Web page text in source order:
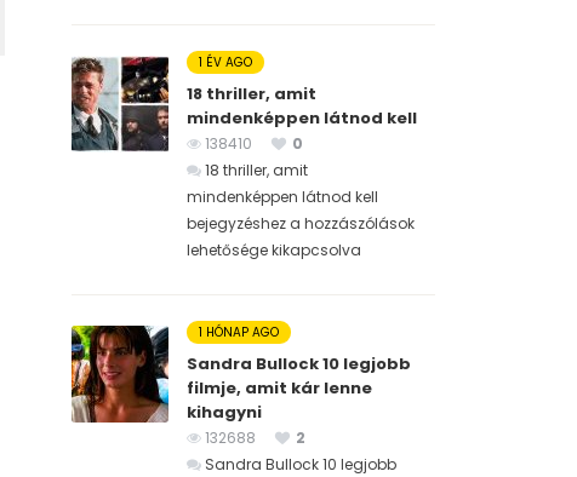
1 ÉV AGO
18 thriller, amit
mindenképpen látnod kell
138410
0
18 thriller, amit
mindenképpen látnod kell
bejegyzéshez a hozzászólások
lehetősége kikapcsolva
1 HÓNAP AGO
Sandra Bullock 10 legjobb
filmje, amit kár lenne
kihagyni
132688
2
Sandra Bullock 10 legjobb